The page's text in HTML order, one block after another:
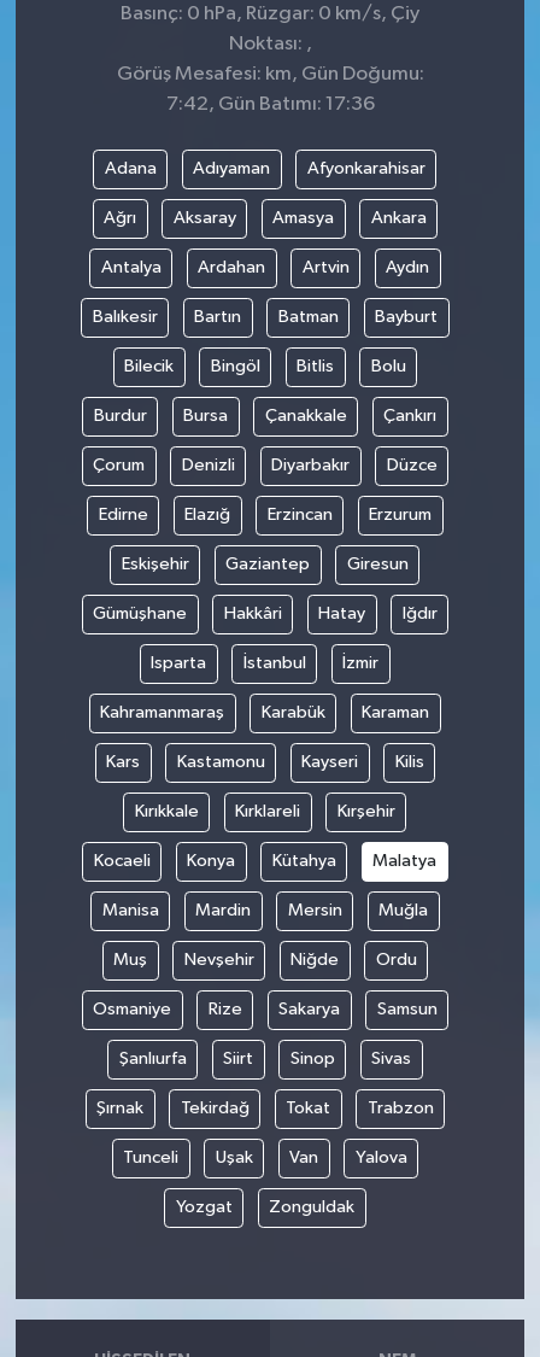
Basınç: 0 hPa, Rüzgar: 0 km/s, Çiy
Noktası: ,
Görüş Mesafesi: km, Gün Doğumu:
7:42, Gün Batımı: 17:36
Adana Adıyaman Afyonkarahisar
Ağrı Aksaray Amasya Ankara
Antalya Ardahan Artvin Aydın
Balıkesir Bartın Batman Bayburt
Bilecik Bingöl Bitlis Bolu
Burdur Bursa Çanakkale Çankırı
Çorum Denizli Diyarbakır Düzce
Edirne Elazığ Erzincan Erzurum
Eskişehir Gaziantep Giresun
Gümüşhane Hakkâri Hatay Iğdır
Isparta İstanbul İzmir
Kahramanmaraş Karabük Karaman
Kars Kastamonu Kayseri Kilis
Kırıkkale Kırklareli Kırşehir
Kocaeli Konya Kütahya Malatya
Manisa Mardin Mersin Muğla
Muş Nevşehir Niğde Ordu
Osmaniye Rize Sakarya Samsun
Şanlıurfa Siirt Sinop Sivas
Şırnak Tekirdağ Tokat Trabzon
Tunceli Uşak Van Yalova
Yozgat Zonguldak